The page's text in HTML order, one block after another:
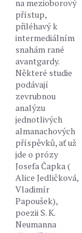
na mezioborový
přístup,
přiléhavý k
intermediálním
snahám rané
avantgardy.
Některé studie
podávají
zevrubnou
analýzu
jednotlivých
almanachových
příspěvků, ať už
jde o prózy
Josefa Čapka (
Alice Jedličková,
Vladimír
Papoušek),
poezii S. K.
Neumanna